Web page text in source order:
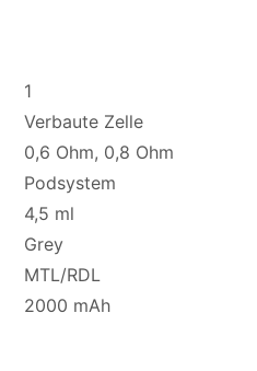
1
Verbaute Zelle
0,6 Ohm, 0,8 Ohm
Podsystem
4,5 ml
Grey
MTL/RDL
2000 mAh